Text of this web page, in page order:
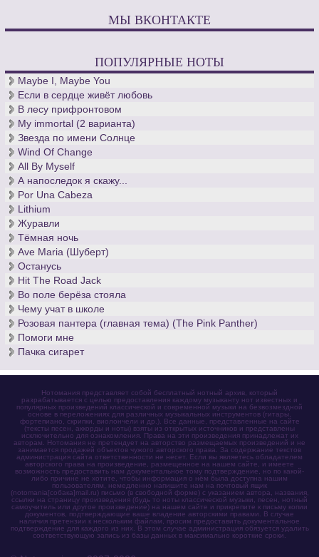
МЫ ВКОНТАКТЕ
ПОПУЛЯРНЫЕ НОТЫ
Maybe I, Maybe You
Если в сердце живёт любовь
В лесу прифронтовом
My immortal (2 варианта)
Звезда по имени Солнце
Wind Of Change
All By Myself
А напоследок я скажу...
Por Una Cabeza
Lithium
Журавли
Тёмная ночь
Ave Maria (Шуберт)
Останусь
Hit The Road Jack
Во поле берёза стояла
Чему учат в школе
Розовая пантера (главная тема) (The Pink Panther)
Помоги мне
Пачка сигарет
Нотомания представляет собой бесплатный нотный архив, который
разрабатывается с целью предоставления каждому музыканту нот известных и
популярных произведений классической и современной музыки на безвозмездной
основе в переложениях для различных музыкальных инструментов (гитары,
фортепиано, скрипки, виолончели и др.). Все данные, представленные на сайте
(тексты песен, аккорды и ноты) взяты из открытых источников и представлены
исключительно для ознакомления. Права на эти произведения принадлежат их
авторам. Нотомания не претендует на авторство размещаемых произведений и не
занимается продажей объектов чужого авторского права. За содержание текстов
администрация сайта ответственности не несет. Если вы являетесь обладателем
авторского права на произведение, размещенное на нашем сайте, и имеете
возможность предоставить нам документальное тому подтверждение, но по какой-
либо причине не хотите, чтобы информация о нём была доступна нашим
пользователям, немедленно напишите нам на почтовый ящик
(notomania[собака]mail.ru) письмо (в свободной форме) с указанием автора, названия,
ссылки на страницу произведения (будь то ноты классической музыки, песен, нотный
самоучитель или другое произведение) на нашем сайте и прикрепите к письму копии
документов, подтверждающие ваше владение авторскими правами. В случае
наличия претензии к нескольким файлам, просим предоставить документальное
подтверждение для каждого из них. В этом случае администрация обязуется удалить
соответствующую запись из базы данных в максимально короткие сроки.